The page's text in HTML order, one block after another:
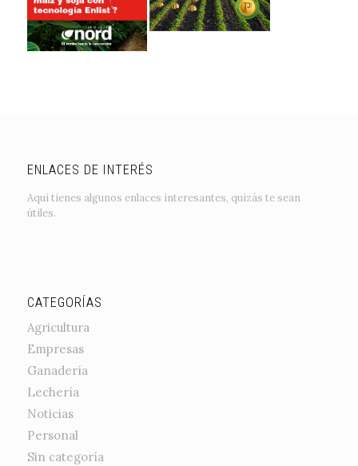
ENLACES DE INTERÉS
Aquí tienes algunos enlaces interesantes, quizás te sean
útiles.
CATEGORÍAS
Agricultura
Empresas
Ganadería
Lechería
Noticias
Personal
Sin categoría